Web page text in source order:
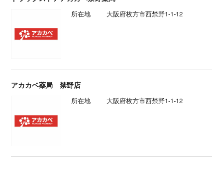
所在地 大阪府枚方市西禁野1-1-12
アカカベ薬局 禁野店
所在地 大阪府枚方市西禁野1-1-12